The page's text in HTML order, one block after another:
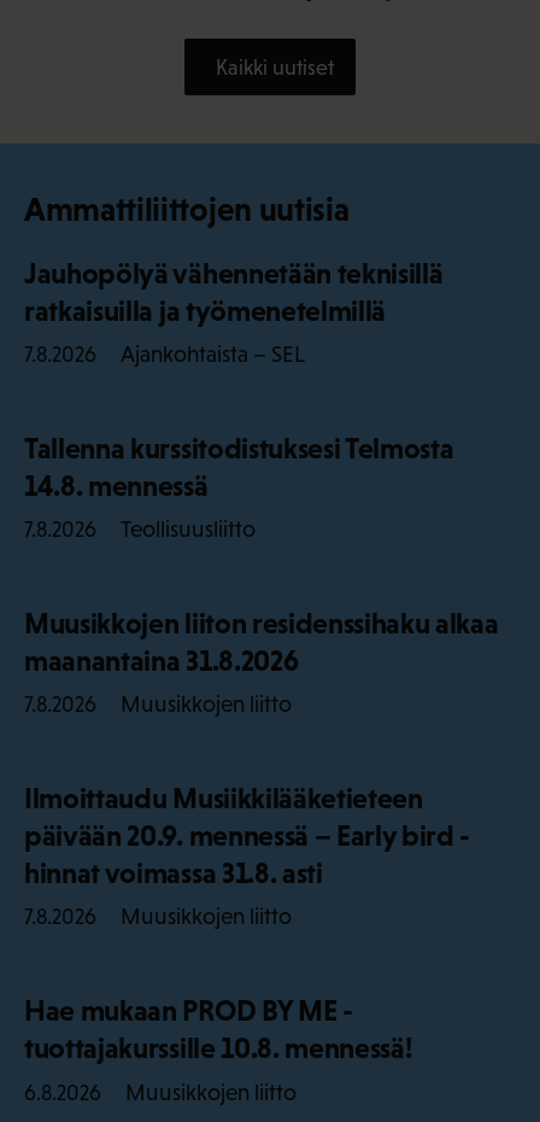
Kaikki uutiset
Ammattiliittojen uutisia
Jauhopölyä vähennetään teknisillä
ratkaisuilla ja työmenetelmillä
7.8.2026 Ajankohtaista – SEL
Tallenna kurssitodistuksesi Telmosta
14.8. mennessä
7.8.2026 Teollisuusliitto
Muusikkojen liiton residenssihaku alkaa
maanantaina 31.8.2026
7.8.2026 Muusikkojen liitto
Ilmoittaudu Musiikkilääketieteen
päivään 20.9. mennessä – Early bird -
hinnat voimassa 31.8. asti
7.8.2026 Muusikkojen liitto
Hae mukaan PROD BY ME -
tuottajakurssille 10.8. mennessä!
6.8.2026 Muusikkojen liitto